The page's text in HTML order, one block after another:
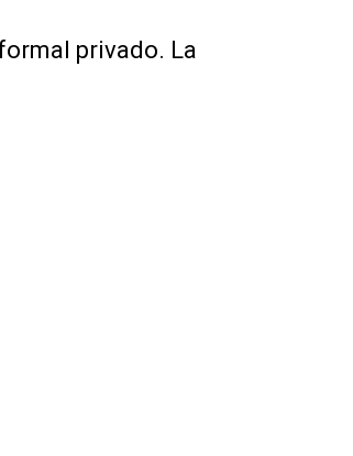
privado. La